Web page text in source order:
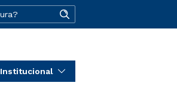
Institucional